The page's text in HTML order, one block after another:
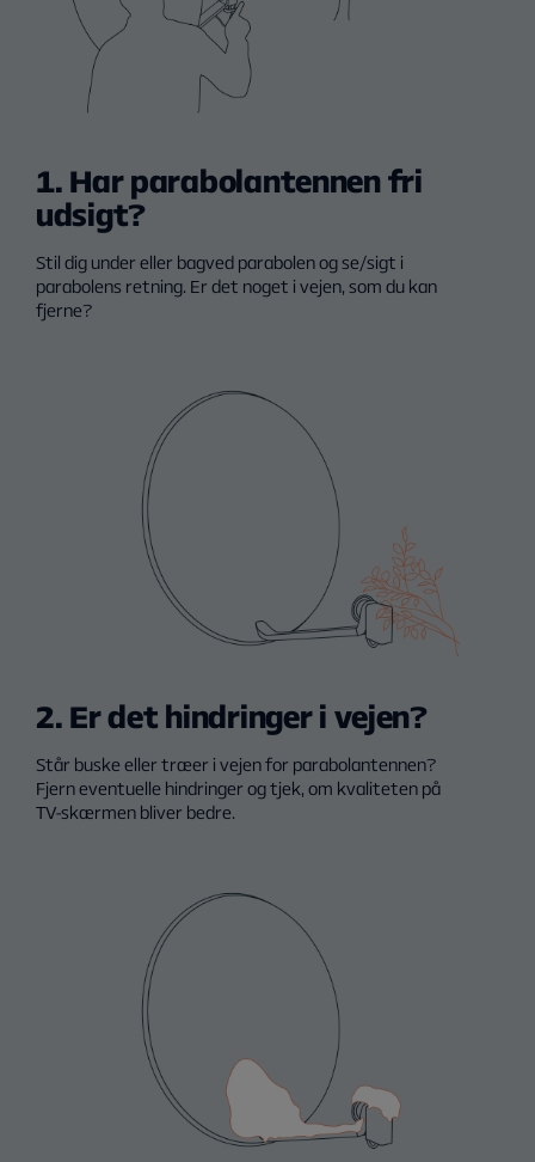
1. Har parabolantennen fri
udsigt?
Stil dig under eller bagved parabolen og se/sigt i
parabolens retning. Er det noget i vejen, som du kan
fjerne?
2. Er det hindringer i vejen?
Står buske eller træer i vejen for parabolantennen?
Fjern eventuelle hindringer og tjek, om kvaliteten på
TV-skærmen bliver bedre.